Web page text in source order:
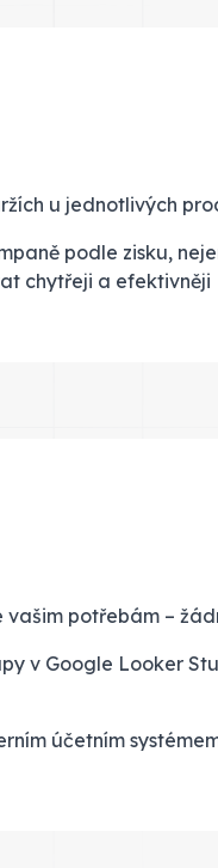
u jednotlivých
podle zisku,
chytřeji a efektivněji
vašim potřebám –
v Google Looker
účetním